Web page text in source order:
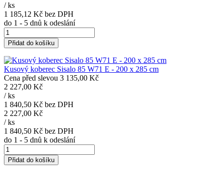
/ks
1 185,12 Kč bez DPH
do 1 - 5 dnů k odeslání
Přidat do košíku
Kusový koberec Sisalo 85 W71 E - 200 x 285 cm
Cena před slevou 3 135,00 Kč
2 227,00 Kč
/ks
1 840,50 Kč bez DPH
2 227,00 Kč
/ks
1 840,50 Kč bez DPH
do 1 - 5 dnů k odeslání
Přidat do košíku